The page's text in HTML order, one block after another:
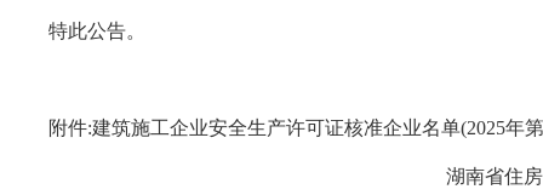
特此公告。
附件:建筑施工企业安全生产许可证核准企业名单(2025年
湖南省住房和城乡